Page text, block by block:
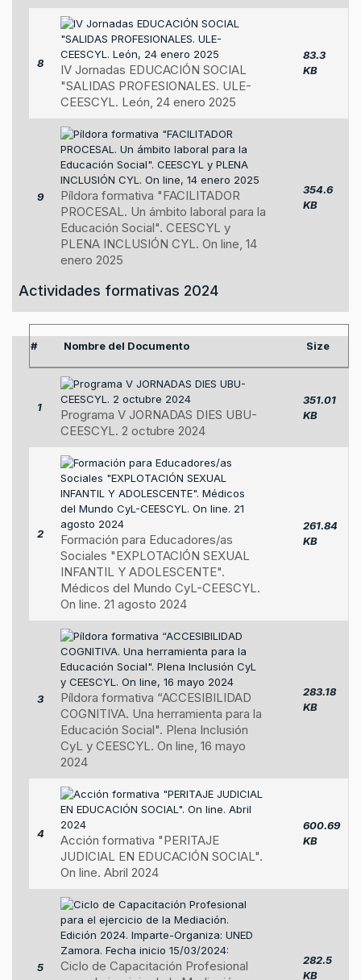
8
IV Jornadas EDUCACIÓN SOCIAL
"SALIDAS PROFESIONALES. ULE-
CEESCYL. León, 24 enero 2025
83.3
KB
9
Píldora formativa "FACILITADOR
PROCESAL. Un ámbito laboral para la
Educación Social". CEESCYL y
PLENA INCLUSIÓN CYL. On line, 14
enero 2025
354.6
KB
Actividades formativas 2024
# Nombre del Documento Size
1
Programa V JORNADAS DIES UBU-
CEESCYL. 2 octubre 2024
351.01
KB
2
Formación para Educadores/as
Sociales "EXPLOTACIÓN SEXUAL
INFANTIL Y ADOLESCENTE".
Médicos del Mundo CyL-CEESCYL.
On line. 21 agosto 2024
261.84
KB
3
Píldora formativa “ACCESIBILIDAD
COGNITIVA. Una herramienta para la
Educación Social". Plena Inclusión
CyL y CEESCYL. On line, 16 mayo
2024
283.18
KB
4
Acción formativa "PERITAJE
JUDICIAL EN EDUCACIÓN SOCIAL".
On line. Abril 2024
600.69
KB
5
Ciclo de Capacitación Profesional
282.5
KB